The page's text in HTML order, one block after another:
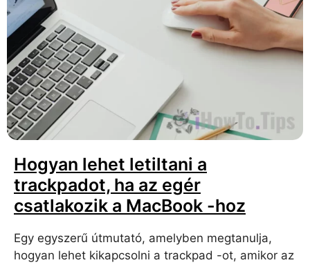
Hogyan lehet letiltani a
trackpadot, ha az egér
csatlakozik a MacBook -hoz
Egy egyszerű útmutató, amelyben megtanulja,
hogyan lehet kikapcsolni a trackpad -ot, amikor az